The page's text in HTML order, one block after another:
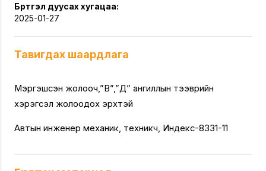
Бүртгэл дуусах хугацаа:
2025-01-27
Тавигдах шаардлага
Мэргэшсэн жолооч,”В”,”Д” ангиллын тээврийн
хэрэгсэл жолоодох эрхтэй
Автын инженер механик, техникч, Индекс-8331-11